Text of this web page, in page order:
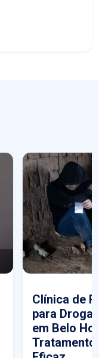
Clínica de
para
em Belo
Tratamento